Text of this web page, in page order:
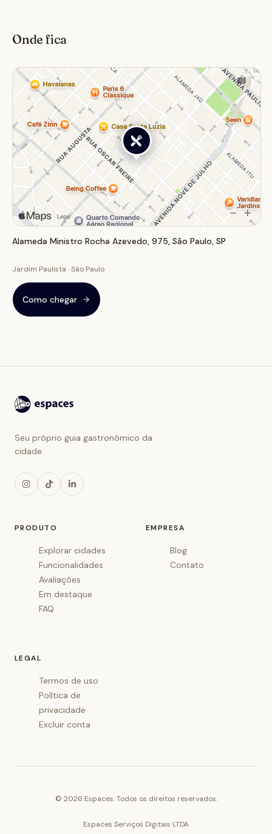
autêntica e refinada, seja para um almoço casual ou um
Onde fica
Alameda Ministro Rocha Azevedo, 975, São Paulo, SP
Jardim Paulista · São Paulo
Como chegar
Seu próprio guia gastronômico da
cidade.
PRODUTO
Explorar cidades
Funcionalidades
Avaliações
Em destaque
FAQ
EMPRESA
Blog
Contato
LEGAL
Termos de uso
Política de
privacidade
Excluir conta
© 2026 Espaces. Todos os direitos reservados.
Espaces Serviços Digitais LTDA